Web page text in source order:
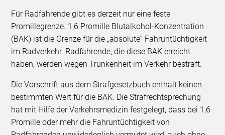
Für Radfahrende gibt es derzeit nur eine feste
Promillegrenze. 1,6 Promille Blutalkohol-Konzentration
(BAK) ist die Grenze für die „absolute“ Fahruntüchtigkeit
im Radverkehr. Radfahrende, die diese BAK erreicht
haben, werden wegen Trunkenheit im Verkehr bestraft.
Die Vorschrift aus dem Strafgesetzbuch enthält keinen
bestimmten Wert für die BAK. Die Strafrechtsprechung
hat mit Hilfe der Verkehrsmedizin festgelegt, dass bei 1,6
Promille oder mehr die Fahruntüchtigkeit von